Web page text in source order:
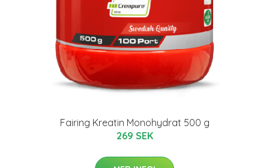
Fairing Kreatin Monohydrat 500 g
269 SEK